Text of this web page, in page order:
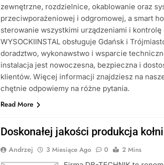
zewnętrzne, rozdzielnice, okablowanie oraz
przeciwporażeniowej i odgromowej, a smart
sterowanie wszystkimi urządzeniami i kontrolę
WYSOCKIINSTAL obsługuje Gdańsk i
doradztwo, wykonawstwo i wsparcie
instalacja jest nowoczesna, bezpieczna i
klientów. Więcej informacji znajdziesz na
chętnie odpowiemy na różne pytania.
Read More
Doskonałej jakości produkcja
Andrzej 3 Miesiące Ago 0
2 Mins